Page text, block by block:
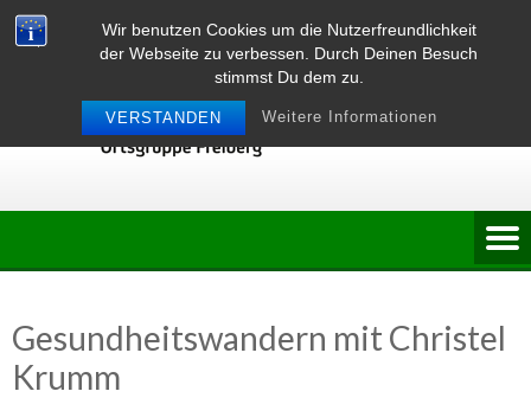
Wir benutzen Cookies um die Nutzerfreundlichkeit
der Webseite zu verbessen. Durch Deinen Besuch
stimmst Du dem zu.
VERSTANDEN Weitere Informationen
Skip
to
Gesundheitswandern mit Christel
Krumm